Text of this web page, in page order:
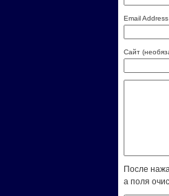
Email
Сайт
После
а поля